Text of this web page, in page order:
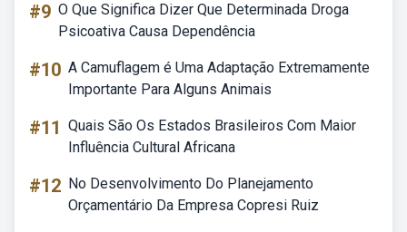
#9 O Que Significa Dizer Que Determinada Droga
Psicoativa Causa Dependência
#10 A Camuflagem é Uma Adaptação Extremamente
Importante Para Alguns Animais
#11 Quais São Os Estados Brasileiros Com Maior
Influência Cultural Africana
#12 No Desenvolvimento Do Planejamento
Orçamentário Da Empresa Copresi Ruiz